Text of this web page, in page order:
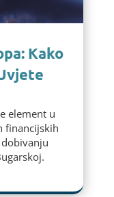
Kako
element u
financijskih